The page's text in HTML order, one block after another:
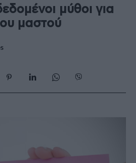
μύθοι για
μαστού